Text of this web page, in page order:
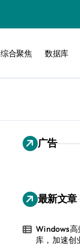
综合聚焦 数据库
广告
最新文章
Windows高
库，加速创